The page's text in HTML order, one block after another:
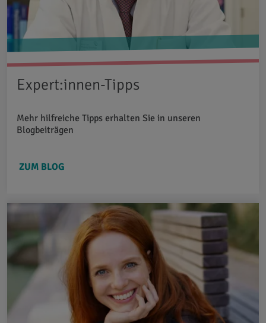
Expert:innen-Tipps
Mehr hilfreiche Tipps erhalten Sie in unseren
Blogbeiträgen
ZUM BLOG